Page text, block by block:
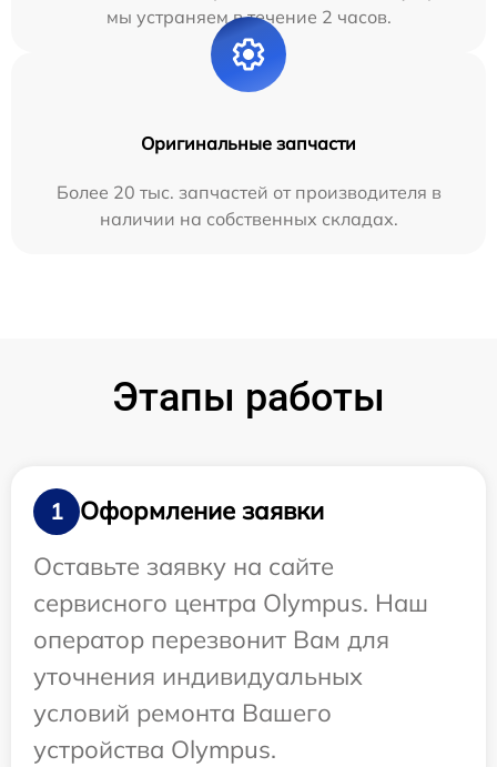
мы устраняем в течение 2 часов.
Оригинальные запчасти
Более 20 тыс. запчастей от производителя в
наличии на собственных складах.
Этапы работы
1
Оформление заявки
Оставьте заявку на сайте
сервисного центра Olympus. Наш
оператор перезвонит Вам для
уточнения индивидуальных
условий ремонта Вашего
устройства Olympus.